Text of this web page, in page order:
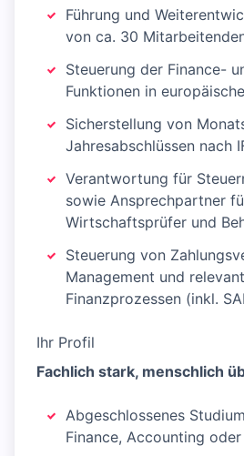
Führung und
von ca. 30
Steuerung der Finance-
Funktionen in
Sicherstellung von
Jahresabschlüssen nach
Verantwortung für
sowie Ansprechpartner
Wirtschaftsprüfer und
Steuerung von
Management und
Finanzprozessen (inkl.
Ihr Profil
Fachlich stark, menschlich
Abgeschlossenes
Finance, Accounting